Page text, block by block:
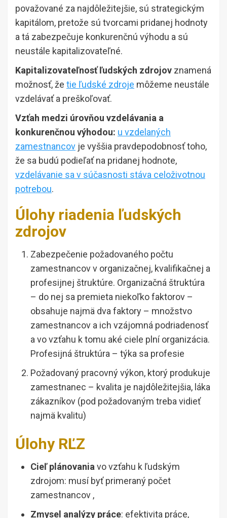
považované za najdôležitejšie, sú strategickým
kapitálom, pretože sú tvorcami pridanej hodnoty
a tá zabezpečuje konkurenčnú výhodu a sú
neustále kapitalizovateľné.
Kapitalizovateľnosť ľudských zdrojov znamená
možnosť, že tie ľudské zdroje môžeme neustále
vzdelávať a preškoľovať.
Vzťah medzi úrovňou vzdelávania a
konkurenčnou výhodou: u vzdelaných
zamestnancov je vyššia pravdepodobnosť toho,
že sa budú podieľať na pridanej hodnote,
vzdelávanie sa v súčasnosti stáva celoživotnou
potrebou.
Úlohy riadenia ľudských
zdrojov
Zabezpečenie požadovaného počtu
zamestnancov v organizačnej, kvalifikačnej a
profesijnej štruktúre. Organizačná štruktúra
– do nej sa premieta niekoľko faktorov –
obsahuje najmä dva faktory – množstvo
zamestnancov a ich vzájomná podriadenosť
a vo vzťahu k tomu aké ciele plní organizácia.
Profesijná štruktúra – týka sa profesie
Požadovaný pracovný výkon, ktorý produkuje
zamestnanec – kvalita je najdôležitejšia, láka
zákazníkov (pod požadovaným treba vidieť
najmä kvalitu)
Úlohy RĽZ
Cieľ plánovania vo vzťahu k ľudským
zdrojom: musí byť primeraný počet
zamestnancov ,
Zmysel analýzy práce: efektivita práce,